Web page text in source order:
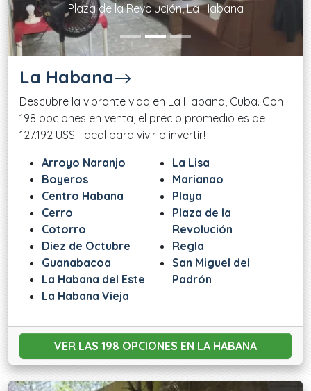
Plaza de la Revolución, La Habana
La Habana
Descubre la vibrante vida en La Habana, Cuba. Con
198 opciones en venta, el precio promedio es de
127.192 US$. ¡Ideal para vivir o invertir!
Arroyo Naranjo
Boyeros
Centro Habana
Cerro
Cotorro
Diez de Octubre
Guanabacoa
La Habana del Este
La Habana Vieja
La Lisa
Marianao
Playa
Plaza de la
Revolución
Regla
San Miguel del
Padrón
VER LAS 198 OPCIONES EN LA HABANA